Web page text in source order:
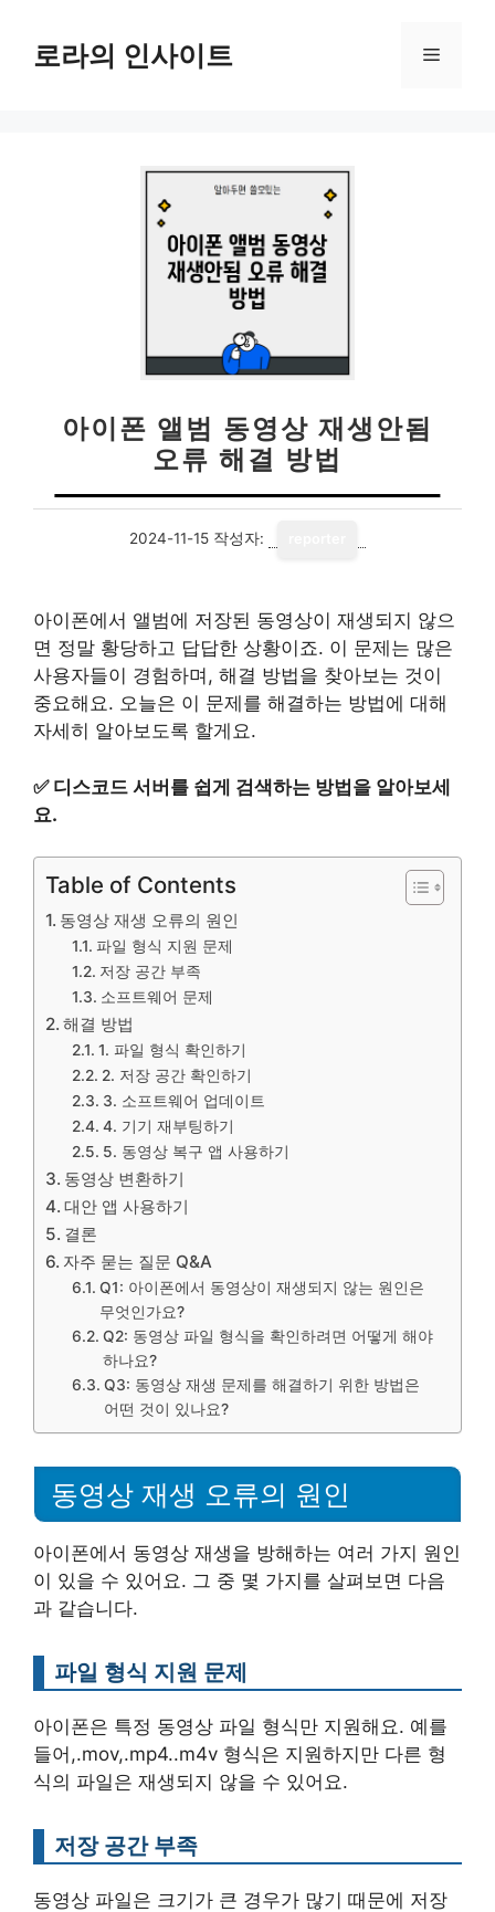
로라의 인사이트 메
아이폰 앨범 동영상 재생안됨
오류 해결 방법
2024-11-15 작성자:
아이폰에서 앨범에 저장된 동영상이 재생되지 않으
면 정말 황당하고 답답한 상황이죠. 이 문제는 많은
사용자들이 경험하며, 해결 방법을 찾아보는 것이
중요해요. 오늘은 이 문제를 해결하는 방법에 대해
자세히 알아보도록 할게요.
✅ 디스코드 서버를 쉽게 검색하는 방법을 알아보세
요.
Table of Contents
동영상 재생 오류의 원인
파일 형식 지원 문제
저장 공간 부족
소프트웨어 문제
해결 방법
1. 파일 형식 확인하기
2. 저장 공간 확인하기
3. 소프트웨어 업데이트
4. 기기 재부팅하기
5. 동영상 복구 앱 사용하기
동영상 변환하기
대안 앱 사용하기
결론
자주 묻는 질문 Q&A
Q1: 아이폰에서 동영상이 재생되지 않는 원인은
무엇인가요?
Q2: 동영상 파일 형식을 확인하려면 어떻게 해야
하나요?
Q3: 동영상 재생 문제를 해결하기 위한 방법은
어떤 것이 있나요?
동영상 재생 오류의 원인
아이폰에서 동영상 재생을 방해하는 여러 가지 원인
이 있을 수 있어요. 그 중 몇 가지를 살펴보면 다음
과 같습니다.
파일 형식 지원 문제
아이폰은 특정 동영상 파일 형식만 지원해요. 예를
들어,.mov,.mp4..m4v 형식은 지원하지만 다른 형
식의 파일은 재생되지 않을 수 있어요.
저장 공간 부족
동영상 파일은 크기가 큰 경우가 많기 때문에 저장